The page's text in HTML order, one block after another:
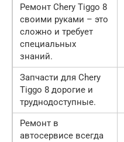
Ремонт Chery Tiggo 8
своими руками – это
сложно и требует
специальных
знаний.
Запчасти для Chery
Tiggo 8 дорогие и
труднодоступные.
Ремонт в
автосервисе всегда